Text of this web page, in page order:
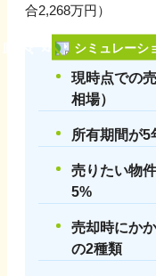
合2,268万円）
シミュレーシ
現時点での
相場）
所有期間が5
売りたい物
5%
売却時にか
の2種類